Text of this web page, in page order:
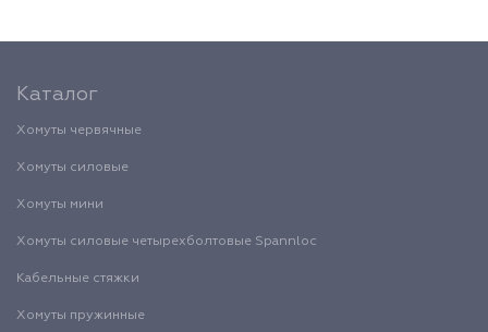
Каталог
Хомуты червячные
Хомуты силовые
Хомуты мини
Хомуты силовые четырехболтовые Spannloc
Кабельные стяжки
Хомуты пружинные